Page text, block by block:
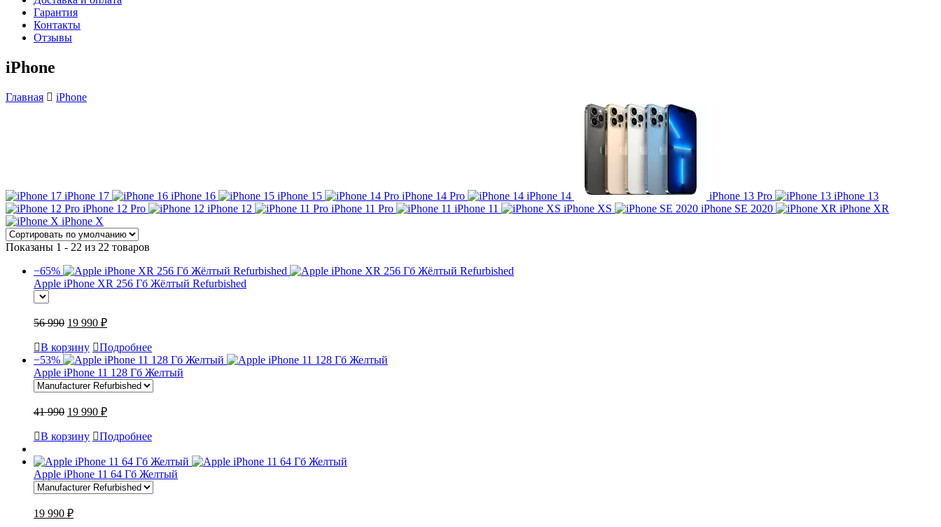
Гарантия
Контакты
Отзывы
iPhone
Главная iPhone
iPhone 17 iPhone 16 iPhone 15 iPhone 14 Pro iPhone 14 iPhone 13 Pro
iPhone 13
iPhone 12 Pro
iPhone 12 iPhone 11 Pro iPhone 11 iPhone XS iPhone SE 2020
iPhone XR
iPhone X
Показаны 1 - 22 из 22 товаров
−65%
Apple iPhone XR 256 Гб Жёлтый Refurbished
56 990 19 990 ₽
В корзину
Подробнее
−53%
Apple iPhone 11 128 Гб Желтый
41 990 19 990 ₽
В корзину Подробнее
Apple iPhone 11 64 Гб Желтый
19 990 ₽